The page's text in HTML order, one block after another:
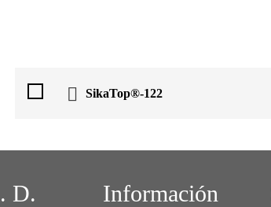
SikaTop®-122
D. Información